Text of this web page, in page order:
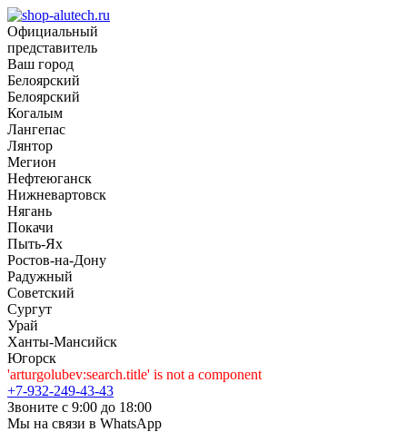
Официальный
представитель
Ваш город
Белоярский
Белоярский
Когалым
Лангепас
Лянтор
Мегион
Нефтеюганск
Нижневартовск
Нягань
Покачи
Пыть-Ях
Рoстов-на-Дону
Радужный
Советский
Сургут
Урай
Ханты-Мансийск
Югорск
'arturgolubev:search.title' is not a component
+7-932-249-43-43
Звоните с 9:00 до 18:00
Мы на связи в WhatsApp